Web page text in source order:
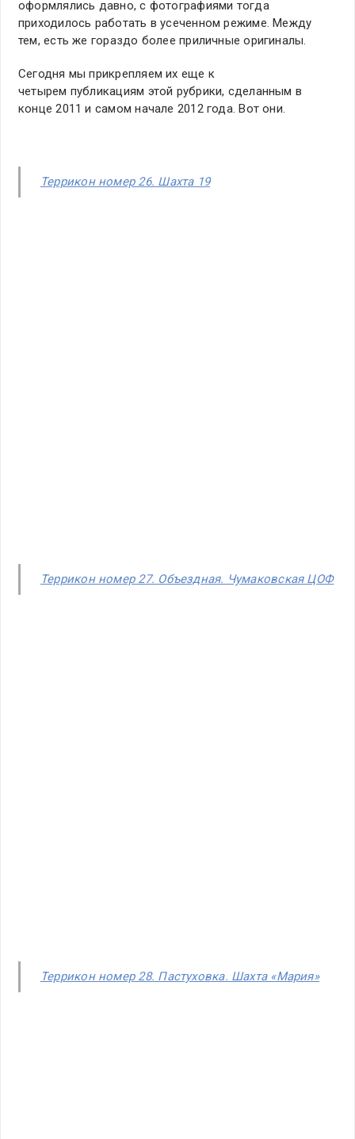
оформлялись давно, с фотографиями тогда
приходилось работать в усеченном режиме. Между
тем, есть же гораздо более приличные оригиналы.
Сегодня мы прикрепляем их еще к
четырем публикациям этой рубрики, сделанным в
конце 2011 и самом начале 2012 года. Вот они.
Террикон номер 26. Шахта 19
Террикон номер 27. Объездная. Чумаковская ЦОФ
Террикон номер 28. Пастуховка. Шахта «Мария»